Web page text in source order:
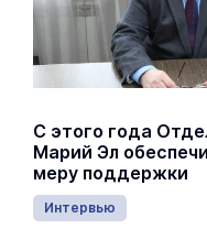
С этого года
Марий Эл
меру поддержки
Интервью